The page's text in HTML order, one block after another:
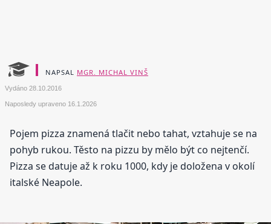
NAPSAL MGR. MICHAL VINŠ
Vydáno 28.10.2016
Naposledy upraveno 16.1.2026
Pojem pizza znamená tlačit nebo tahat, vztahuje se na
pohyb rukou. Těsto na pizzu by mělo být co nejtenčí.
Pizza se datuje až k roku 1000, kdy je doložena v okolí
italské Neapole.